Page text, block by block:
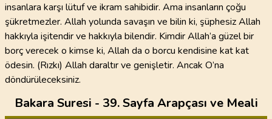
insanlara karşı lütuf ve ikram sahibidir. Ama insanların çoğu
şükretmezler. Allah yolunda savaşın ve bilin ki, şüphesiz Allah
hakkıyla işitendir ve hakkıyla bilendir. Kimdir Allah’a güzel bir
borç verecek o kimse ki, Allah da o borcu kendisine kat kat
ödesin. (Rızkı) Allah daraltır ve genişletir. Ancak O’na
döndürüleceksiniz.
Bakara Suresi - 39. Sayfa Arapçası ve Meali